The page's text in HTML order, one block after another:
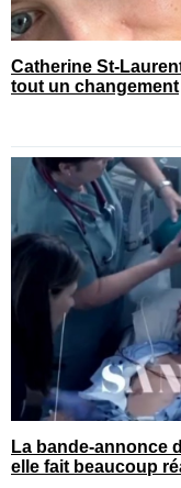
Catherine St-
tout un changement
La bande-annonce
elle fait beaucoup